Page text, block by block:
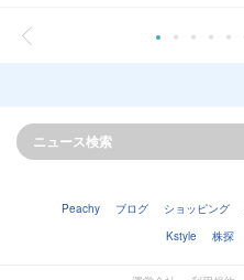
Peachy ブログ ショッピング
Kstyle
株探